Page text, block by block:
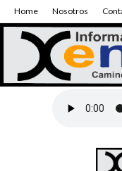
Home Nosotros